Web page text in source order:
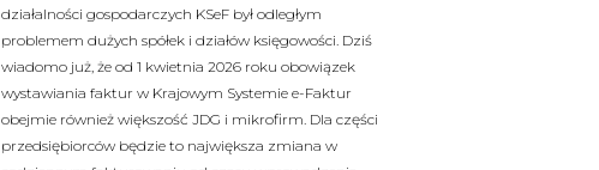
działalności gospodarczych KSeF był odległym
problemem dużych spółek i działów księgowości. Dziś
wiadomo już, że od 1 kwietnia 2026 roku obowiązek
wystawiania faktur w Krajowym Systemie e-Faktur
obejmie również większość JDG i mikrofirm. Dla części
przedsiębiorców będzie to największa zmiana w